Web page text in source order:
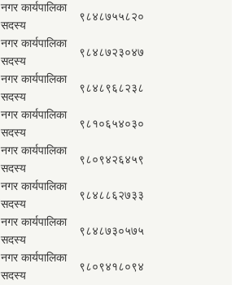
नगर कार्यपालिका
सदस्य
९८४८७५५८२०
नगर कार्यपालिका
सदस्य
९८४८७२३०४७
नगर कार्यपालिका
सदस्य
९८४८९६८२३८
नगर कार्यपालिका
सदस्य
९८१०६५४०३०
नगर कार्यपालिका
सदस्य
९८०९४२६४५९
नगर कार्यपालिका
सदस्य
९८४८८६२७३३
नगर कार्यपालिका
सदस्य
९८४८७३०५७५
नगर कार्यपालिका
सदस्य
९८०९४१८०९४